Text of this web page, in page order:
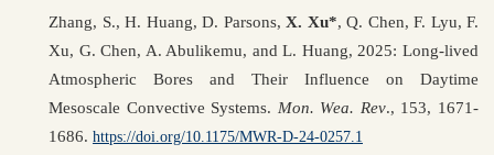
Zhang, S., H. Huang, D. Parsons, X. Xu*, Q. Chen, F. Lyu, F.
Xu, G. Chen, A. Abulikemu, and L. Huang, 2025: Long-lived
Atmospheric Bores and Their Influence on Daytime
Mesoscale Convective Systems. Mon. Wea. Rev., 153, 1671-
1686. https://doi.org/10.1175/MWR-D-24-0257.1